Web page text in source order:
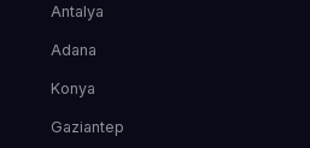
Antalya
Adana
Konya
Gaziantep